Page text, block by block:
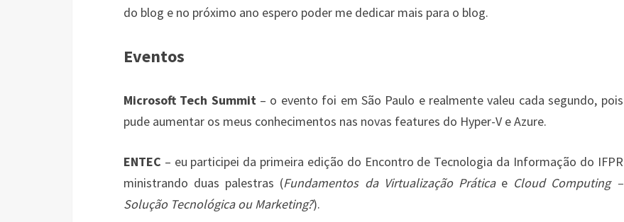
do blog e no próximo ano espero poder me dedicar mais para o blog.
Eventos
Microsoft Tech Summit– o evento foi em São Paulo e realmente valeu cada segundo, pois
pude aumentar os meus conhecimentos nas novas features do Hyper-V e Azure.
ENTEC – eu participei da primeira edição do Encontro de Tecnologia da Informação do IFPR
ministrando duas palestras (Fundamentos da Virtualização Práticae Cloud Computing –
Solução Tecnológica ou Marketing?).